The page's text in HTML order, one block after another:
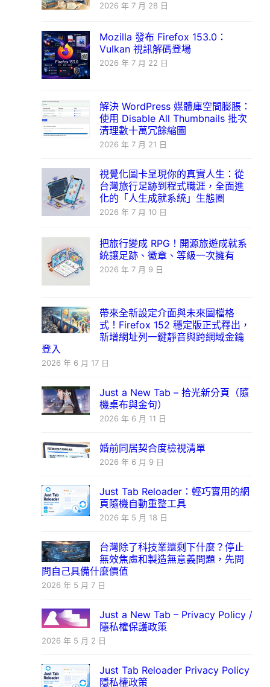
2026 年 7 月 28 日
Mozilla 發布 Firefox 153.0：
Vulkan 視訊解碼登場
2026 年 7 月 22 日
解決 WordPress 媒體庫空間膨脹：
使用 Disable All Thumbnails 批次
清理數十萬冗餘縮圖
2026 年 7 月 21 日
視覺化圖卡呈現你的真實人生：從
台灣旅行足跡到程式職涯，全面進
化的「人生成就系統」生態圈
2026 年 7 月 10 日
把旅行變成 RPG！開源旅遊成就系
統讓足跡、徽章、等級一次擁有
2026 年 7 月 9 日
帶來全新設定介面與未來圖檔格
式！Firefox 152 穩定版正式釋出，
新增網址列一鍵靜音與跨網域金鑰
登入
2026 年 6 月 17 日
Just a New Tab – 拾光新分頁（隨
機桌布與金句）
2026 年 6 月 11 日
婚前同居契合度檢視清單
2026 年 6 月 9 日
Just Tab Reloader：輕巧實用的網
頁隨機自動重整工具
2026 年 5 月 18 日
台灣除了科技業還剩下什麼？停止
無效焦慮和製造無意義問題，先問
問自己具備什麼價值
2026 年 5 月 7 日
Just a New Tab – Privacy Policy /
隱私權保護政策
2026 年 5 月 2 日
Just Tab Reloader Privacy Policy
隱私權政策